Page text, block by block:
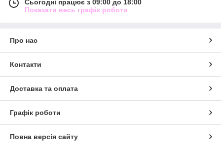
Сьогодні працює з 09:00 до 18:00
Показати весь графік роботи
Про нас
Контакти
Доставка та оплата
Графік роботи
Повна версія сайту